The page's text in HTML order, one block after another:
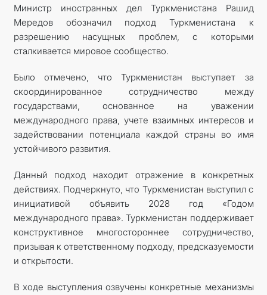
Министр иностранных дел Туркменистана Рашид
Мередов обозначил подход Туркменистана к
разрешению насущных проблем, с которыми
сталкивается мировое сообщество.
Было отмечено, что Туркменистан выступает за
скоординированное сотрудничество между
государствами, основанное на уважении
международного права, учете взаимных интересов и
задействовании потенциала каждой страны во имя
устойчивого развития.
Данный подход находит отражение в конкретных
действиях. Подчеркнуто, что Туркменистан выступил с
инициативой объявить 2028 год «Годом
международного права». Туркменистан поддерживает
конструктивное многостороннее сотрудничество,
призывая к ответственному подходу, предсказуемости
и открытости.
В ходе выступления озвучены конкретные механизмы